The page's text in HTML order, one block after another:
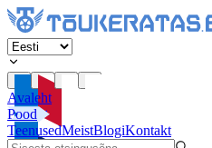
Avaleht
Pood
TeenusedMeistBlogiKontakt